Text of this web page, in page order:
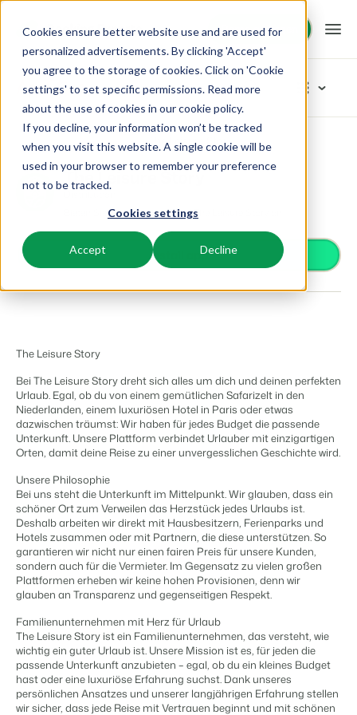
Cookies ensure better website use and are used for
personalized advertisements. By clicking 'Accept'
you agree to the storage of cookies. Click on 'Cookie
settings' to set specific permissions. Read more
about the use of cookies in our cookie policy.
If you decline, your information won’t be tracked
when you visit this website. A single cookie will be
used in your browser to remember your preference
not to be tracked.
Cookies settings
Accept Decline
Demo anfragen
Demo anfragen
Plattform
BEX PMS
PMS
Verwalte alle Backoffice Abläufe.
Vermarkte dein Angebot auf verschiedenen Channels.
Verbinde dich mit deinen Lieblingsapps und -tools.
Business Intelligence
Triff Entscheidungen, die sich auf Zahlen und Fakten beruhen.
Eigentümerverwaltung
Zeige dich gegenüber Fewo- Eigentümern transparent.
Wechseln
Bist du bereit für den nächsten Schritt?
Website Integration
Du hast bereits eine Website? Binde sie ein!
BEX CMS
Website für Vermietungen
Lass deine Marke mit unserem Webbaukasten aufblühen.
Unsere Lösungen
BEX für:
Ferienhäuser, Bungalows, Mobilheime und Weinfässer.
Stellplätze, Camping, Glamping und Zelten.
Ski-, Wellness-, Golf- und Tauchresorts.
Hotels
Hotelzimmer, Appartements, B&Bs und Pensionen.
Vermietungsagenturen
Exklusive Vermietung und Reseller.
Projektentwicklung
Immobilien und Neubauprojekte.
Ferienparkgruppen und -ketten
Ketten und eigenständige Marken
Ressourcen
Wissenswertes
BEX Educate | Pro
Weiter lernen, weiter führen in der Freizeitbranche
Events
Lerne uns auf verschiedenen Veranstaltungen kennen.
Kundenstories
Das sagen unsere Nutzer.
Kontakt
Customer Success
Erhalte Antworten auf deine Fragen.
Wechseln
Partnerprogramme
Lass uns gemeinsam die Branche transformieren.
Software Entwickler
Preise
Kundenstories
Für Ferienparks
Für Campingplätze
Wechseln
Anmelden
DE
App Store
Kategorien durchstöbern
Zutrittskontrolle
Zahlungsanbieter
Zahlungen erhalten
Distribution
Vermarkte dein Angebot auf verschiedenen Plattformen
Gästeerlebnis
Content Management
Integriere mit jedem CMS
Facility Management
Optimiere deine Betriebsabläufe
Revenue Management
Optimalisiere dein Pricing
Compliance Management
Gesetzeskonforme Unternehmensführung
Buchhaltung
Führe deine Kassenbücher ordnungsgemäß
POS-Systeme
Verbinde Kassensystem und PMS
Kommunikation
Strukturiere deine Gästekommunikatiom
Energiesysteme
Behalte deinen Energieverbrauch im Blick
Die passende App nicht dabei?
App Store Distribution The Leisure Story
The Leisure Story
Bieten Sie Ihre Unterkunft auf The Leisure Story an
Install app
The Leisure Story
Bei The Leisure Story dreht sich alles um dich und deinen perfekten
Urlaub. Egal, ob du von einem gemütlichen Safarizelt in den
Niederlanden, einem luxuriösen Hotel in Paris oder etwas
dazwischen träumst: Wir haben für jedes Budget die passende
Unterkunft. Unsere Plattform verbindet Urlauber mit einzigartigen
Orten, damit deine Reise zu einer unvergesslichen Geschichte wird.
Unsere Philosophie
Bei uns steht die Unterkunft im Mittelpunkt. Wir glauben, dass ein
schöner Ort zum Verweilen das Herzstück jedes Urlaubs ist.
Deshalb arbeiten wir direkt mit Hausbesitzern, Ferienparks und
Hotels zusammen oder mit Partnern, die diese unterstützen. So
garantieren wir nicht nur einen fairen Preis für unsere Kunden,
sondern auch für die Vermieter. Im Gegensatz zu vielen großen
Plattformen erheben wir keine hohen Provisionen, denn wir
glauben an Transparenz und gegenseitigen Respekt.
Familienunternehmen mit Herz für Urlaub
The Leisure Story ist ein Familienunternehmen, das versteht, wie
wichtig ein guter Urlaub ist. Unsere Mission ist es, für jeden die
passende Unterkunft anzubieten – egal, ob du ein kleines Budget
hast oder eine luxuriöse Erfahrung suchst. Dank unseres
persönlichen Ansatzes und unserer langjährigen Erfahrung stellen
wir sicher, dass jede Reise mit Vertrauen beginnt und mit schönen